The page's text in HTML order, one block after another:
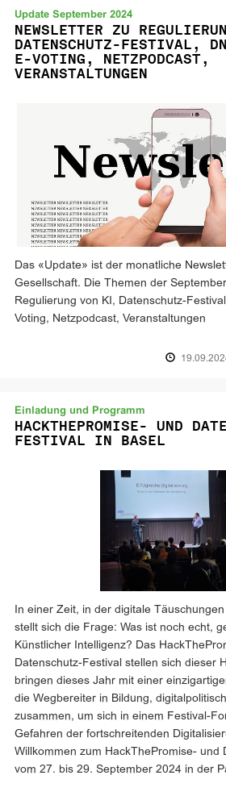
Update September 2024
NEWSLETTER ZU
DATENSCHUTZ-FESTIVAL,
E-VOTING, NETZPODCAST,
VERANSTALTUNGEN
Das «Update» ist der monatliche
Gesellschaft. Die Themen der
Regulierung von KI, Datenschutz-
Voting, Netzpodcast, Veranstaltungen
Einladung und Programm
HACKTHEPROMISE- UND
FESTIVAL IN BASEL
In einer Zeit, in der digitale
stellt sich die Frage: Was ist noch echt,
Künstlicher Intelligenz? Das
Datenschutz-Festival stellen sich dieser
bringen dieses Jahr mit einer
die Wegbereiter in Bildung,
zusammen, um sich in einem Festival-
Gefahren der fortschreitenden
Willkommen zum HackThePromise- und
vom 27. bis 29. September 2024 in der